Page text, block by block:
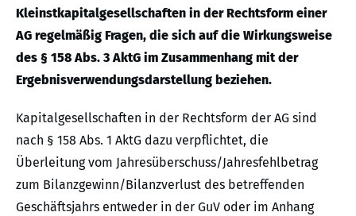
Kleinstkapitalgesellschaften in der Rechtsform einer
AG regelmäßig Fragen, die sich auf die Wirkungsweise
des § 158 Abs. 3 AktG im Zusammenhang mit der
Ergebnisverwendungsdarstellung beziehen.
Kapitalgesellschaften in der Rechtsform der AG sind
nach § 158 Abs. 1 AktG dazu verpflichtet, die
Überleitung vom Jahresüberschuss/Jahresfehlbetrag
zum Bilanzgewinn/Bilanzverlust des betreffenden
Geschäftsjahrs entweder in der GuV oder im Anhang